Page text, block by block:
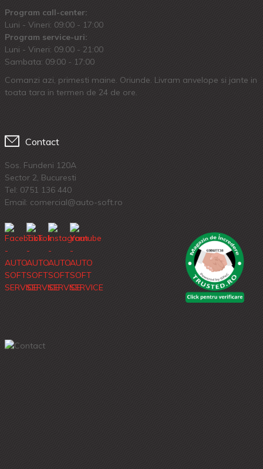
Program call-center:
Luni - Vineri: 09:00 - 17:00
Program service-uri:
Luni - Vineri: 09.00 - 21:00
Sambata: 09:00 - 17:00
Comanzi azi, primesti maine. Oriunde. Livram anvelope si jante in
toata tara in termen de 24 de ore.
Contact
Sos. Fundeni 120A
Sector 2, Bucuresti
Tel: 0751 136 440
Email: comercial@auto-soft.ro